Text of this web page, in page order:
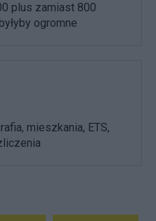
plus zamiast 800
ogromne
mieszkania, ETS,